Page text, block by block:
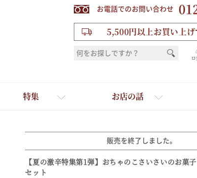
お電話でのお問い合わせ
5,500円以上お買い上
ロ
特集 お店の話
販売を終了しました。
【夏の激辛特集第1弾】おちゃのこさいさいのお菓
セット